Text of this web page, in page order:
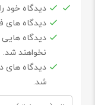
دیدگاه خود
دیدگاه های
دیدگاه
نخواهند شد.
دیدگاه های
شد.